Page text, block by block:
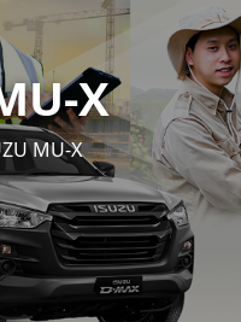
X
MU-X